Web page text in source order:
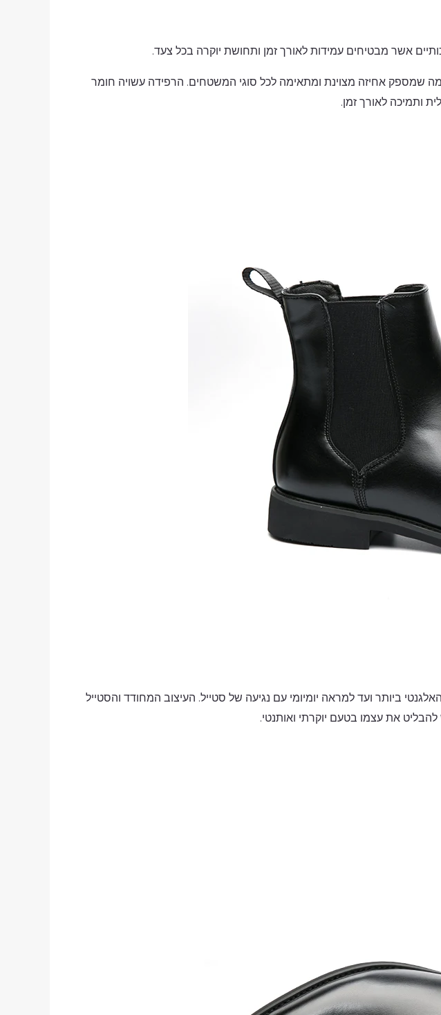
אשר מבטיחים עמידות לאורך זמן ותחושת יוקרה בכל צעד.
מה שמספק אחיזה מצוינת ומתאימה לכל סוגי המשטחים. הרפידה עשויה חומר
ביותר ועד למראה יומיומי עם נגיעה של סטייל. העיצוב המחודד והסטייל
את עצמו בטעם יוקרתי ואותנטי.